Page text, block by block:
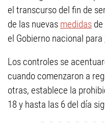
el transcurso del fin de
de las nuevas medidas
el Gobierno nacional para
Los controles se
cuando comenzaron a
otras, establece la
18 y hasta las 6 del día